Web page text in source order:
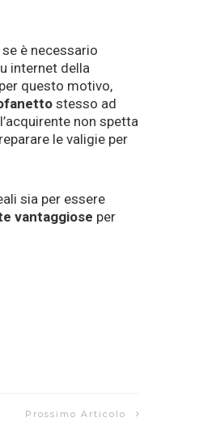
è necessario
internet della
questo motivo,
stesso ad
non spetta
le valigie per
sia per essere
vantaggiose per
Prossimo Articolo